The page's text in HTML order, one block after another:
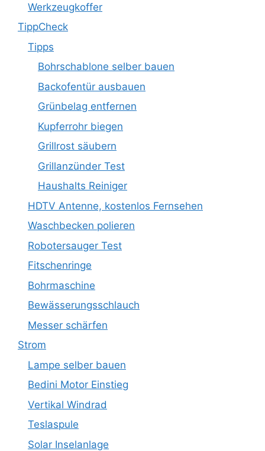
Werkzeugkoffer
TippCheck
Tipps
Bohrschablone selber bauen
Backofentür ausbauen
Grünbelag entfernen
Kupferrohr biegen
Grillrost säubern
Grillanzünder Test
Haushalts Reiniger
HDTV Antenne, kostenlos Fernsehen
Waschbecken polieren
Robotersauger Test
Fitschenringe
Bohrmaschine
Bewässerungsschlauch
Messer schärfen
Strom
Lampe selber bauen
Bedini Motor Einstieg
Vertikal Windrad
Teslaspule
Solar Inselanlage